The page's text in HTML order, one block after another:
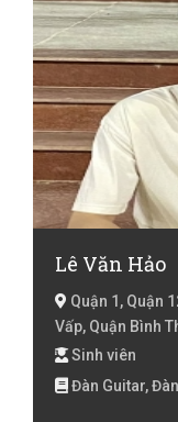
Lê Văn Hảo
Quận 1, Quận
Vấp, Quận Bình
Quận Phú Nhuận,
Quận 4, Quận 5,
Sinh viên
Đàn Guitar,